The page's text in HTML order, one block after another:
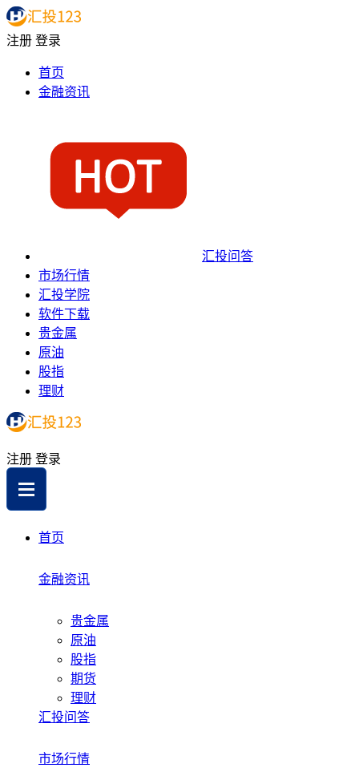
注册 登录
首页
金融资讯
汇投问答
市场行情
汇投学院
软件下载
贵金属
原油
股指
理财
注册 登录
首页
金融资讯
贵金属
原油
股指
期货
理财
汇投问答
市场行情